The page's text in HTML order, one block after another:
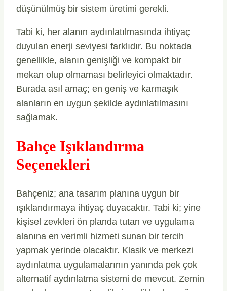
düşünülmüş bir sistem üretimi gerekli.
Tabi ki, her alanın aydınlatılmasında ihtiyaç
duyulan enerji seviyesi farklıdır. Bu noktada
genellikle, alanın genişliği ve kompakt bir
mekan olup olmaması belirleyici olmaktadır.
Burada asıl amaç; en geniş ve karmaşık
alanların en uygun şekilde aydınlatılmasını
sağlamak.
Bahçe Işıklandırma
Seçenekleri
Bahçeniz; ana tasarım planına uygun bir
ışıklandırmaya ihtiyaç duyacaktır. Tabi ki; yine
kişisel zevkleri ön planda tutan ve uygulama
alanına en verimli hizmeti sunan bir tercih
yapmak yerinde olacaktır. Klasik ve merkezi
aydınlatma uygulamalarının yanında pek çok
alternatif aydınlatma sistemi de mevcut. Zemin